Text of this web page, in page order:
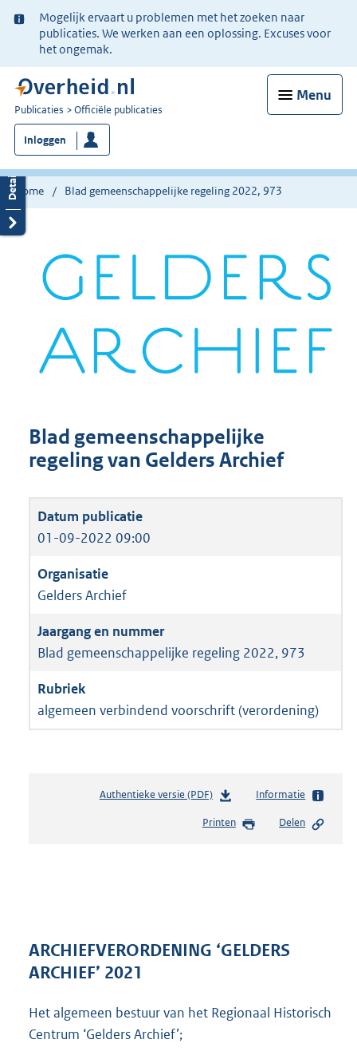
Ter
informatie:
Mogelijk ervaart u problemen met het zoeken naar
publicaties. We werken aan een oplossing. Excuses voor
het ongemak.
Menu
U
bent
nu
hier:
Publicaties Officiële publicaties
Inloggen
Home Blad gemeenschappelijke regeling 2022, 973
Blad gemeenschappelijke
regeling van Gelders Archief
01-09-2022 09:00
Gelders Archief
Blad gemeenschappelijke regeling 2022, 973
algemeen verbindend voorschrift (verordening)
Authentieke versie (PDF)b
s
t
Informatie
Printen Delen
ARCHIEFVERORDENING ‘GELDERS
ARCHIEF’ 2021
Het algemeen bestuur van het Regionaal Historisch
Centrum ‘Gelders Archief’;